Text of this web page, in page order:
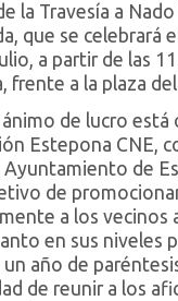
la Travesía a
que se celebrará
a partir de las
frente a la plaza
de lucro está
Estepona CNE,
Ayuntamiento de
de
a los vecinos
en sus niveles
año de
de reunir a los